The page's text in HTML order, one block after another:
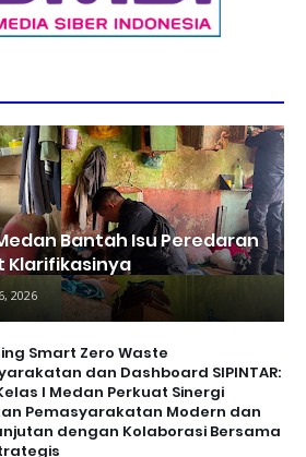
Bantah Isu Peredaran
Klarifikasinya
2026
Smart Zero Waste
dan Dashboard SIPINTAR:
I Medan Perkuat Sinergi
Pemasyarakatan Modern dan
dengan Kolaborasi Bersama